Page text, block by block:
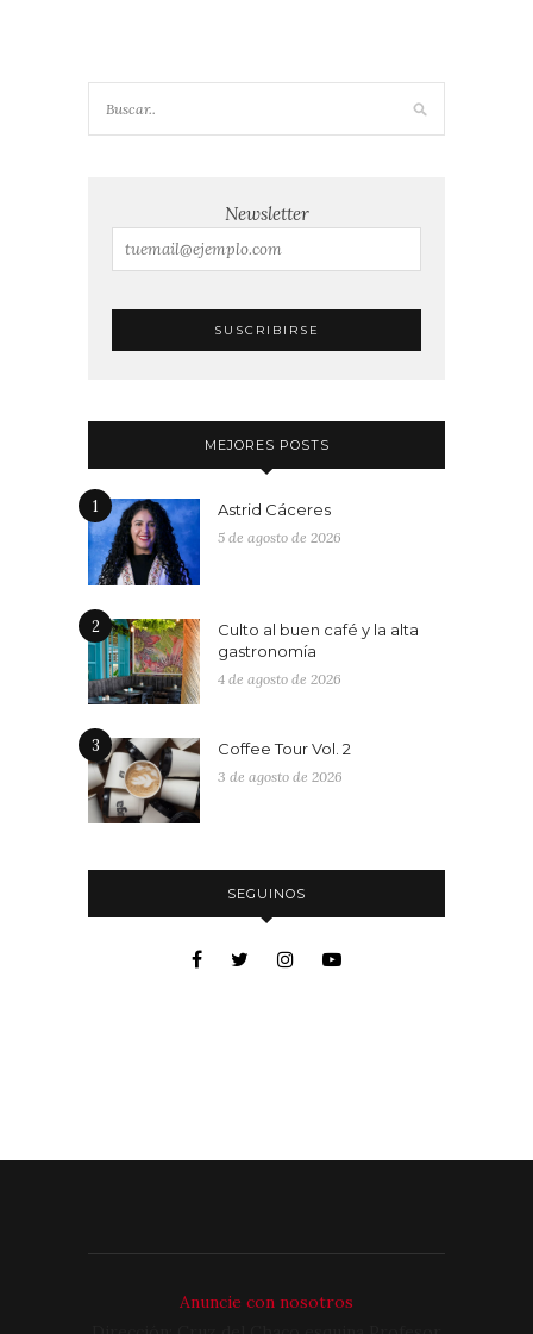
Newsletter
MEJORES POSTS
1 Astrid Cáceres
5 de agosto de 2026
2
Culto al buen café y la alta
gastronomía
4 de agosto de 2026
3 Coffee Tour Vol. 2
3 de agosto de 2026
SEGUINOS
Anuncie con nosotros